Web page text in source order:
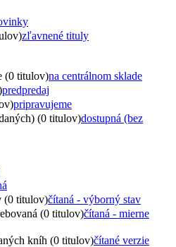
zľavnené tituly
(0 titulov)na centrálnom sklade
predpredaj
pripravujeme
(0 titulov)dostupná (bez
(0 titulov)čítaná - výborný stav
(0 titulov)čítaná - mierne
kníh (0 titulov)čítané verzie